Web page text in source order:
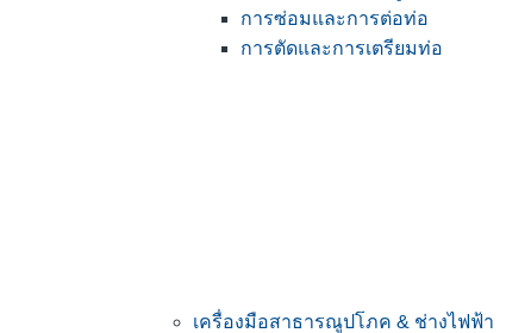
การซ่อมและการต่อท่อ
การตัดและการเตรียมท่อ
เครื่องมือสาธารณูปโภค & ช่างไฟฟ้า